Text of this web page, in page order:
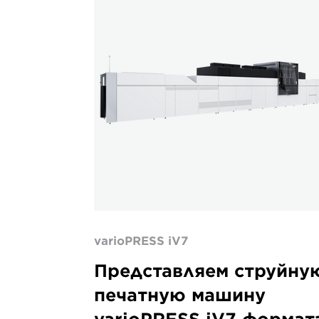
varioPRESS iV7
Представляем
печатную машину